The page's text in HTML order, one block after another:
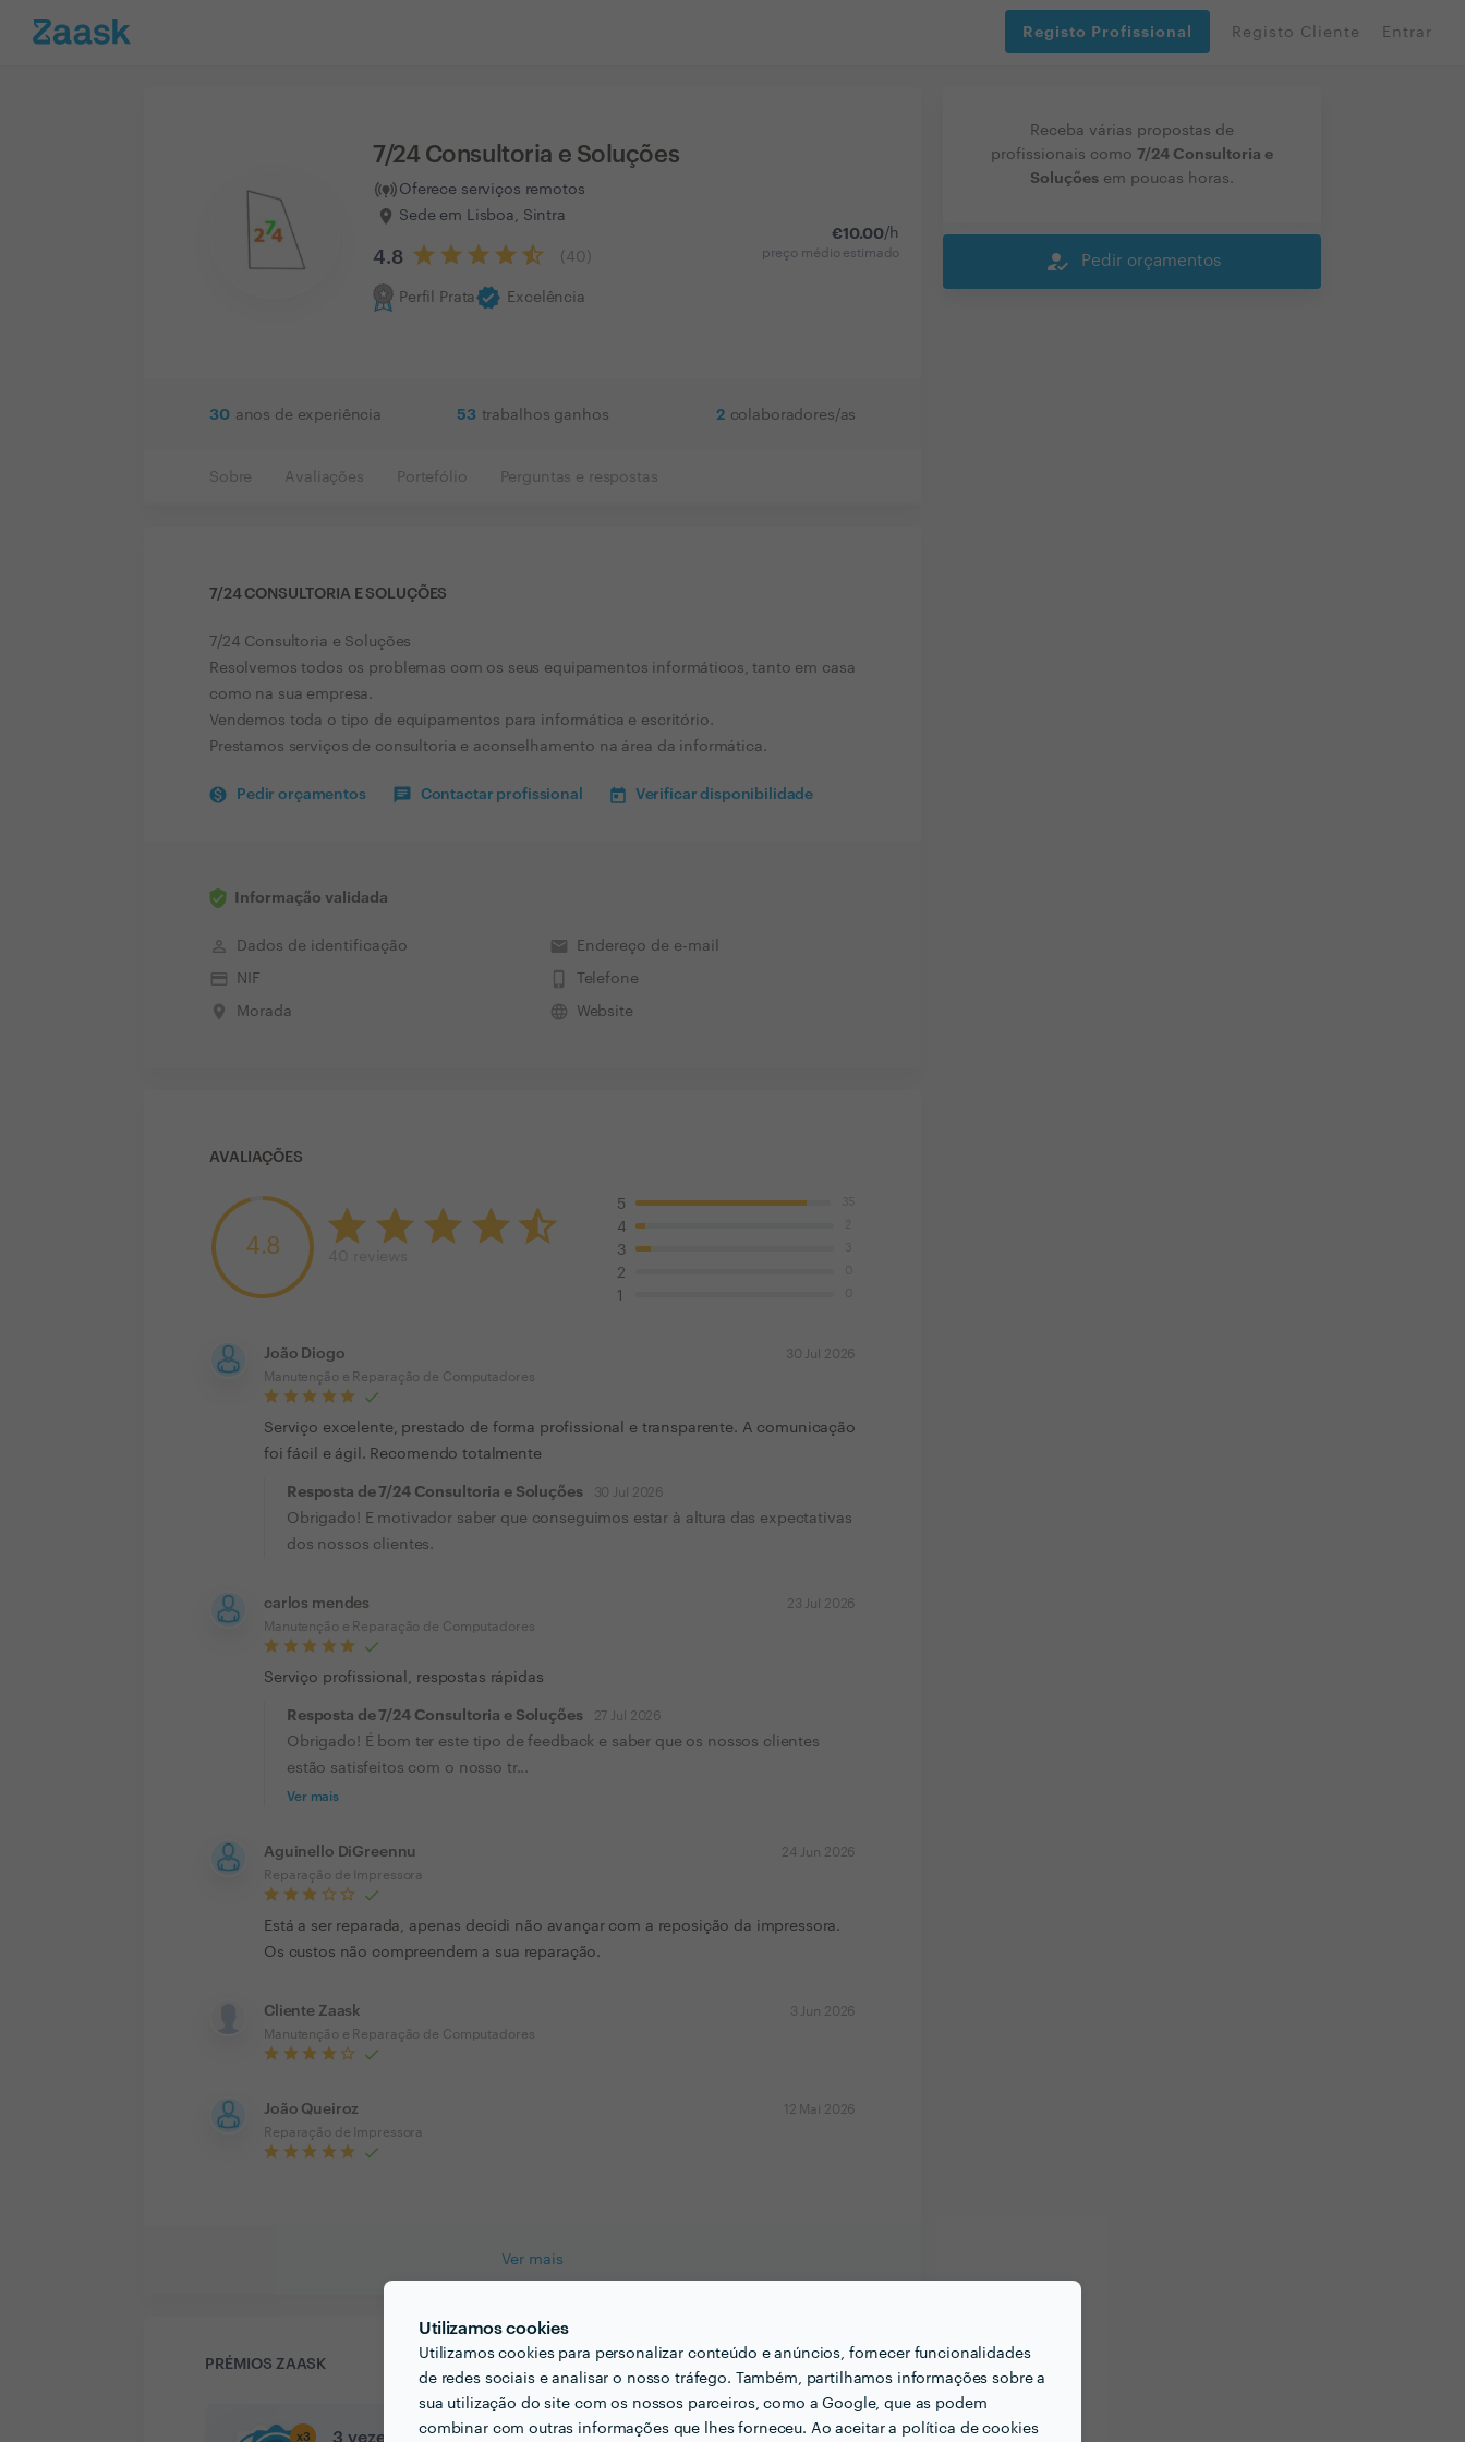
Utilizamos cookies
Utilizamos cookies para personalizar conteúdo e anúncios, fornecer funcionalidades
de redes sociais e analisar o nosso tráfego. Também, partilhamos informações sobre a
sua utilização do site com os nossos parceiros, como a Google, que as podem
combinar com outras informações que lhes forneceu. Ao aceitar a política de cookies
Registo Profissional Registo Cliente Entrar
7/24 Consultoria e Soluções
Oferece serviços remotos
Sede em Lisboa, Sintra
4.8 ( 40
Perfil Prataverified Excelência
€10.00/h
preço médio estimado
30 anos de experiência 53 trabalhos ganhos 2 colaboradores/as
Sobre Avaliações Portefólio Perguntas e respostas
7/24 CONSULTORIA E SOLUÇÕES
7/24 Consultoria e Soluções
Resolvemos todos os problemas com os seus equipamentos informáticos, tanto em casa
como na sua empresa.
Vendemos toda o tipo de equipamentos para informática e escritório.
Prestamos serviços de consultoria e aconselhamento na área da informática.
Pedir orçamentos Contactar profissional Verificar disponibilidade
Informação validada
perm_identity Dados de identificação
credit_card NIF
place Morada
email Endereço de e-mail
phone_iphone Telefone
language Website
AVALIAÇÕES
4.8
5
4
3
2
1
João Diogo
Manutenção e Reparação de Computadores
30 Jul 2026
Serviço excelente, prestado de forma profissional e transparente. A comunicação
foi fácil e ágil. Recomendo totalmente
Resposta de 7/24 Consultoria e Soluções 30 Jul 2026
Obrigado! E motivador saber que conseguimos estar à altura das expectativas
dos nossos clientes.
carlos mendes
Manutenção e Reparação de Computadores
23 Jul 2026
Serviço profissional, respostas rápidas
Resposta de 7/24 Consultoria e Soluções 27 Jul 2026
Obrigado! É bom ter este tipo de feedback e saber que os nossos clientes
estão satisfeitos com o nosso tr...
Ver mais
Aguinello DiGreennu
Reparação de Impressora
24 Jun 2026
Está a ser reparada, apenas decidi não avançar com a reposição da impressora.
Os custos não compreendem a sua reparação.
Cliente Zaask
Manutenção e Reparação de Computadores
3 Jun 2026
João Queiroz
Reparação de Impressora
12 Mai 2026
Ver mais
PRÉMIOS ZAASK
x3 3 vezes Profissional de Excelência
Receba várias propostas de
profissionais como 7/24 Consultoria e
Soluções em poucas horas.
how_to_reg Pedir orçamentos